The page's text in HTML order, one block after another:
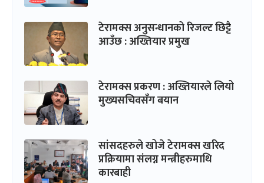
टेरामक्स अनुसन्धानको रिजल्ट छिट्टै
आउँछ : अख्तियार प्रमुख
टेरामक्स प्रकरण : अख्तियारले लियो
मुख्यसचिवसँग बयान
सांसदहरुले खोजे टेरामक्स खरिद
प्रक्रियामा संलग्न मन्त्रीहरुमाथि
कारबाही